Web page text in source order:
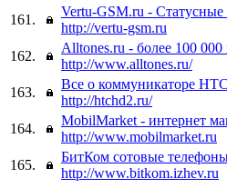
161.
Vertu-GSM.ru -
http://vertu-gsm.ru
162.
Alltones.ru - более 100
http://www.alltones.ru/
163.
Все о коммуникаторе
http://htchd2.ru/
164.
MobilMarket - интернет
http://www.mobilmarket.ru
165.
БитКом сотовые
http://www.bitkom.izhev.ru